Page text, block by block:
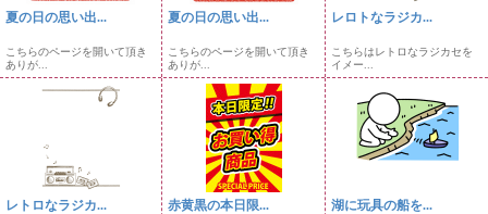
夏の日の思い出...
こちらのページを開いて頂き
ありが...
夏の日の思い出...
こちらのページを開いて頂き
ありが...
レロトなラジカ...
こちらはレトロなラジカセを
イメー...
レトロなラジカ... 赤黄黒の本日限... 湖に玩具の船を...